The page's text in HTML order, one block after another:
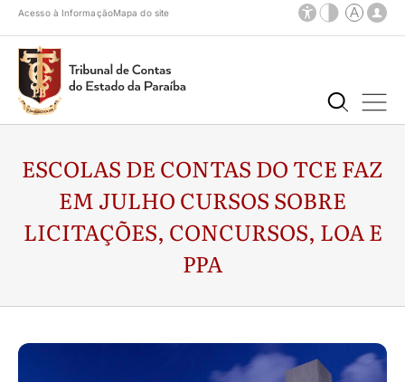
Acesso à InformaçãoMapa do site
ESCOLAS DE CONTAS DO TCE FAZ
EM JULHO CURSOS SOBRE
LICITAÇÕES, CONCURSOS, LOA E
PPA